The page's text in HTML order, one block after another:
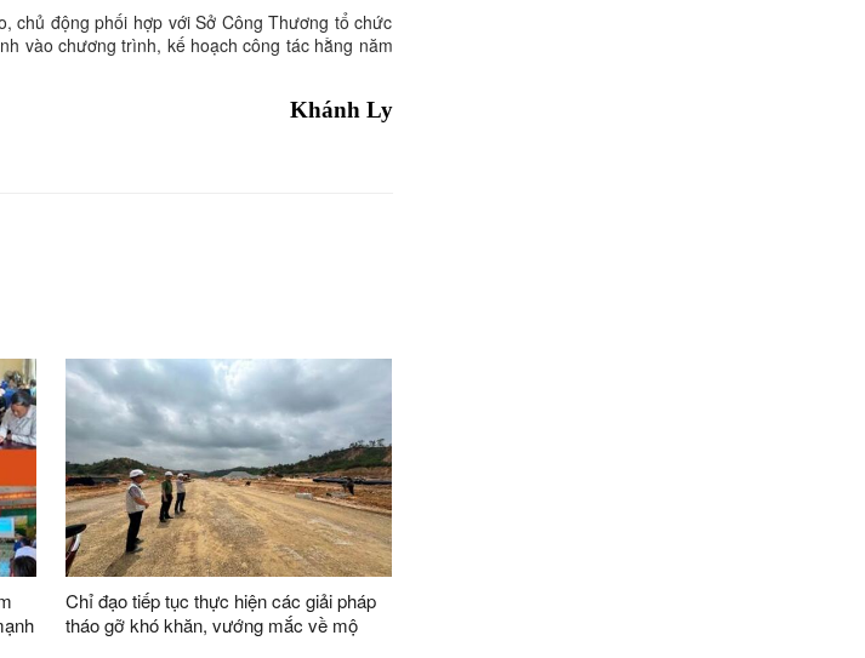
chủ động phối hợp với Sở Công Thương tổ chức
vào chương trình, kế hoạch công tác hằng năm
Khánh Ly
Chỉ đạo tiếp tục thực hiện các giải pháp
tháo gỡ khó khăn, vướng mắc về mộ